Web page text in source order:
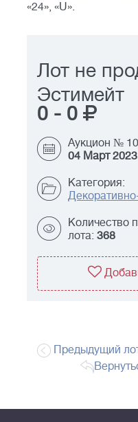
«24», «U».
Лот не
Эстимейт
0 - 0
Аукцион №
04 Март
Категория:
Количество
лота: 368
Предыдущий